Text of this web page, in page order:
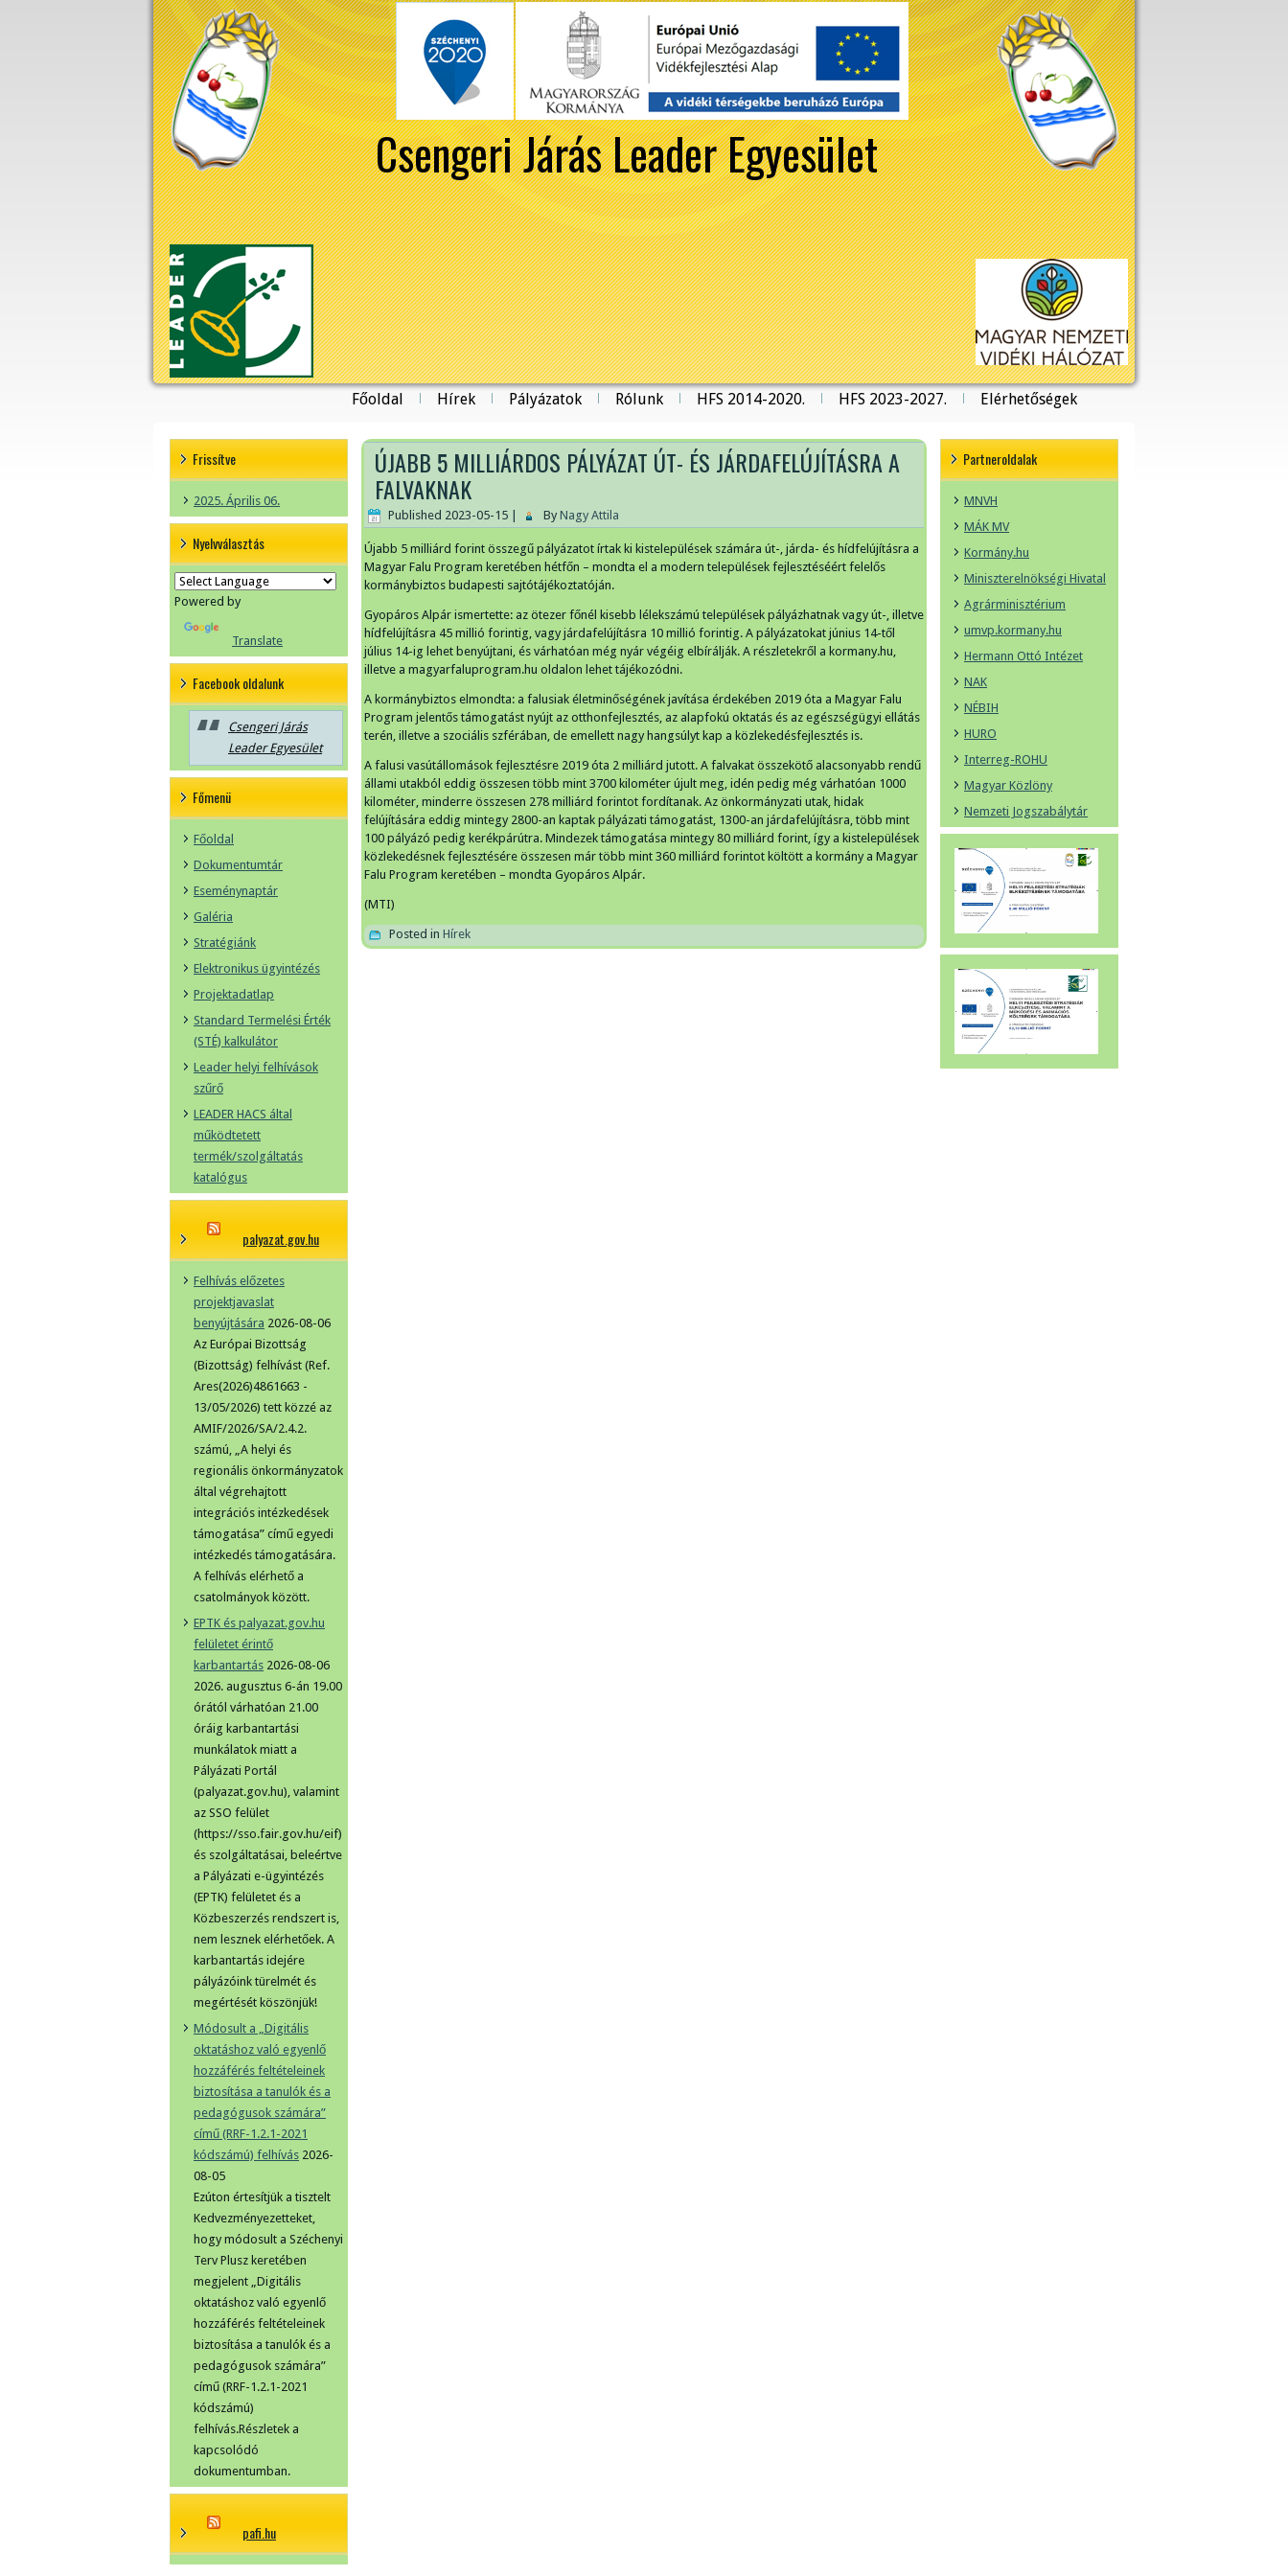
Csengeri Járás Leader Egyesület
Főoldal Hírek Pályázatok Rólunk HFS 2014-2020. HFS 2023-2027. Elérhetőségek
Frissítve
2025. Április 06.
Nyelvválasztás
Powered by
Translate
Facebook oldalunk
Csengeri Járás
Leader Egyesület
Főmenü
Főoldal
Dokumentumtár
Eseménynaptár
Galéria
Stratégiánk
Elektronikus ügyintézés
Projektadatlap
Standard Termelési Érték
(STÉ) kalkulátor
Leader helyi felhívások
szűrő
LEADER HACS által
működtetett
termék/szolgáltatás
katalógus
palyazat.gov.hu
Felhívás előzetes
projektjavaslat
benyújtására 2026-08-06
Az Európai Bizottság
(Bizottság) felhívást (Ref.
Ares(2026)4861663 -
13/05/2026) tett közzé az
AMIF/2026/SA/2.4.2.
számú, „A helyi és
regionális önkormányzatok
által végrehajtott
integrációs intézkedések
támogatása” című egyedi
intézkedés támogatására.
A felhívás elérhető a
csatolmányok között.
EPTK és palyazat.gov.hu
felületet érintő
karbantartás 2026-08-06
2026. augusztus 6-án 19.00
órától várhatóan 21.00
óráig karbantartási
munkálatok miatt a
Pályázati Portál
(palyazat.gov.hu), valamint
az SSO felület
(https://sso.fair.gov.hu/eif)
és szolgáltatásai, beleértve
a Pályázati e-ügyintézés
(EPTK) felületet és a
Közbeszerzés rendszert is,
nem lesznek elérhetőek. A
karbantartás idejére
pályázóink türelmét és
megértését köszönjük!
Módosult a „Digitális
oktatáshoz való egyenlő
hozzáférés feltételeinek
biztosítása a tanulók és a
pedagógusok számára”
című (RRF-1.2.1-2021
kódszámú) felhívás 2026-
08-05
Ezúton értesítjük a tisztelt
Kedvezményezetteket,
hogy módosult a Széchenyi
Terv Plusz keretében
megjelent „Digitális
oktatáshoz való egyenlő
hozzáférés feltételeinek
biztosítása a tanulók és a
pedagógusok számára”
című (RRF-1.2.1-2021
kódszámú)
felhívás.Részletek a
kapcsolódó
dokumentumban.
pafi.hu
ÚJABB 5 MILLIÁRDOS PÁLYÁZAT ÚT- ÉS JÁRDAFELÚJÍTÁSRA A
FALVAKNAK
Published 2023-05-15 By Nagy Attila
Újabb 5 milliárd forint összegű pályázatot írtak ki kistelepülések számára út-, járda- és hídfelújításra a
Magyar Falu Program keretében hétfőn – mondta el a modern települések fejlesztéséért felelős
kormánybiztos budapesti sajtótájékoztatóján.
Gyopáros Alpár ismertette: az ötezer főnél kisebb lélekszámú települések pályázhatnak vagy út-, illetve
hídfelújításra 45 millió forintig, vagy járdafelújításra 10 millió forintig. A pályázatokat június 14-től
július 14-ig lehet benyújtani, és várhatóan még nyár végéig elbírálják. A részletekről a kormany.hu,
illetve a magyarfaluprogram.hu oldalon lehet tájékozódni.
A kormánybiztos elmondta: a falusiak életminőségének javítása érdekében 2019 óta a Magyar Falu
Program jelentős támogatást nyújt az otthonfejlesztés, az alapfokú oktatás és az egészségügyi ellátás
terén, illetve a szociális szférában, de emellett nagy hangsúlyt kap a közlekedésfejlesztés is.
A falusi vasútállomások fejlesztésre 2019 óta 2 milliárd jutott. A falvakat összekötő alacsonyabb rendű
állami utakból eddig összesen több mint 3700 kilométer újult meg, idén pedig még várhatóan 1000
kilométer, minderre összesen 278 milliárd forintot fordítanak. Az önkormányzati utak, hidak
felújítására eddig mintegy 2800-an kaptak pályázati támogatást, 1300-an járdafelújításra, több mint
100 pályázó pedig kerékpárútra. Mindezek támogatása mintegy 80 milliárd forint, így a kistelepülések
közlekedésnek fejlesztésére összesen már több mint 360 milliárd forintot költött a kormány a Magyar
Falu Program keretében – mondta Gyopáros Alpár.
(MTI)
Posted in Hírek
Partneroldalak
MNVH
MÁK MV
Kormány.hu
Miniszterelnökségi Hivatal
Agrárminisztérium
umvp.kormany.hu
Hermann Ottó Intézet
NAK
NÉBIH
HURO
Interreg-ROHU
Magyar Közlöny
Nemzeti Jogszabálytár